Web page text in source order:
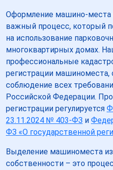
Оформление машино-места
важный процесс, который
на использование
многоквартирных домах.
профессиональные
регистрации машиноместа,
соблюдение всех
Российской Федерации.
регистрации регулируется
23.11.2024 № 403-ФЗ и
ФЗ «О государственной
Выделение машиноместа
собственности – это